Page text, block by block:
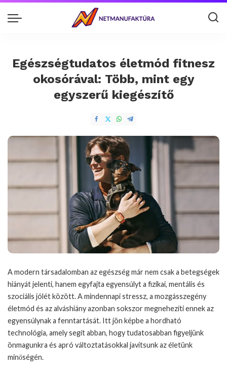
Egészségtudatos életmód fitnesz
okosórával: Több, mint egy
egyszerű kiegészítő
A modern társadalomban az egészség már nem csak a betegségek
hiányát jelenti, hanem egyfajta egyensúlyt a fizikai, mentális és
szociális jólét között. A mindennapi stressz, a mozgásszegény
életmód és az alváshiány azonban sokszor megnehezíti ennek az
egyensúlynak a fenntartását. Itt jön képbe a hordható
technológia, amely segít abban, hogy tudatosabban figyeljünk
önmagunkra és apró változtatásokkal javítsunk az életünk
minőségén.